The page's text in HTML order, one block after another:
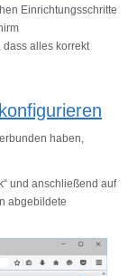
Einrichtungsschritte
dass alles korrekt
haben,
und anschließend auf
abgebildete